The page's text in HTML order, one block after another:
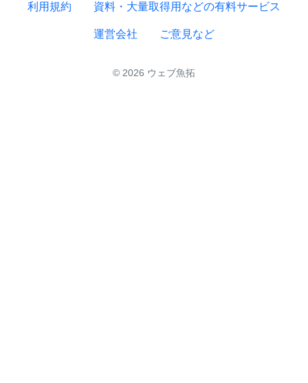
利用規約 資料・大量取得用などの有料サービス
運営会社 ご意見など
© 2026 ウェブ魚拓